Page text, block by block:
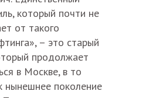
который почти не
от такого
– это старый
продолжает
в Москве, в то
нынешнее поколение